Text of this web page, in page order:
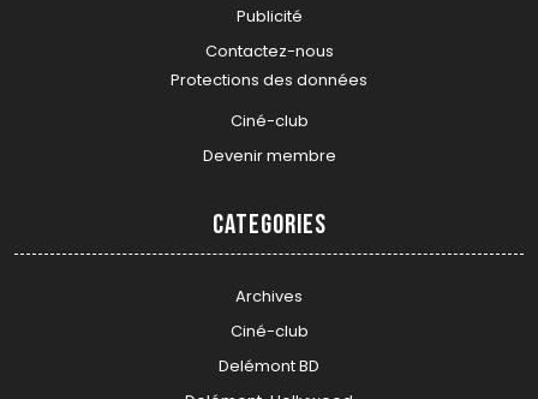
Publicité
Contactez-nous
Protections des données
Ciné-club
Devenir membre
Categories
Archives
Ciné-club
Delémont BD